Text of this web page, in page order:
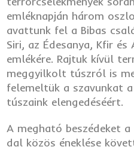
emléknapján három
avattunk fel a Bibas
Siri, az Édesanya, Kfir
emlékére. Rajtuk kívül
meggyilkolt túszról is
felemeltük a szavunkat
túszaink elengedéséért.
A megható beszédeket a
dal közös éneklése